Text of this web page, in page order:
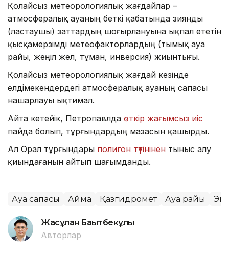
Қолайсыз метеорологиялық жағдайлар –
атмосфералық ауаның беткі қабатында зиянды
(ластаушы) заттардың шоғырлануына ықпал ететін
қысқамерзімді метеофакторлардың (тымық ауа
райы, жеңіл жел, тұман, инверсия) жиынтығы.
Қолайсыз метеорологиялық жағдай кезінде
елдімекендердегі атмосфералық ауаның сапасы
нашарлауы ықтимал.
Айта кетейік, Петропавлда өткір жағымсыз иіс
пайда болып, тұрғындардың мазасын қашырды.
Ал Орал тұрғындары полигон түтінінен тыныс алу
қиындағанын айтып шағымданды.
Ауа сапасы Аймақ Қазгидромет Ауа райы
Жасұлан Бақытбекұлы
Авторлар